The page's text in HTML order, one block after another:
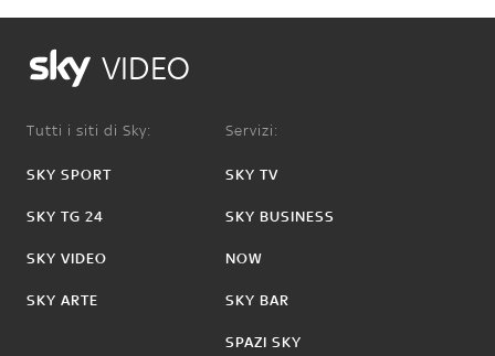
VIDEO
Tutti i siti di Sky:
SKY SPORT
SKY TG 24
SKY VIDEO
SKY ARTE
Servizi:
SKY TV
SKY BUSINESS
NOW
SKY BAR
SPAZI SKY